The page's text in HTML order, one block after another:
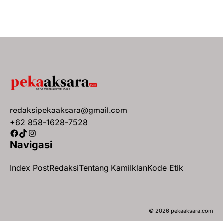
redaksipekaaksara@gmail.com
+62 858-1628-7528
Facebook
TikTok
Instagram
Navigasi
Index PostRedaksiTentang KamiIklanKode Etik
© 2026 pekaaksara.com